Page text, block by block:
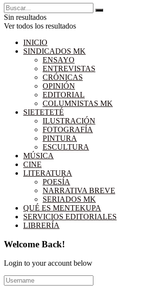
Sin resultados
Ver todos los resultados
INICIO
SINDICADOS MK
ENSAYO
ENTREVISTAS
CRÓNICAS
OPINIÓN
EDITORIAL
COLUMNISTAS MK
SIETETETÉ
ILUSTRACIÓN
FOTOGRAFÍA
PINTURA
ESCULTURA
MÚSICA
CINE
LITERATURA
POESÍA
NARRATIVA BREVE
SERIADOS MK
QUÉ ES MENTEKUPA
SERVICIOS EDITORIALES
LIBRERÍA
Welcome Back!
Login to your account below